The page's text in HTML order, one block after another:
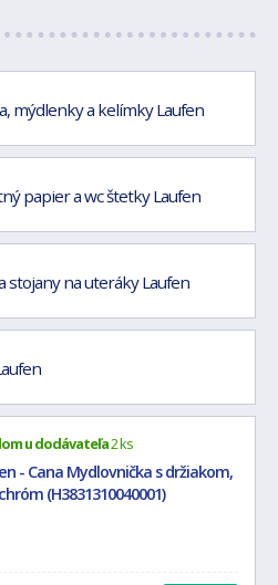
mýdlenky a kelímky Laufen
papier a wc štetky Laufen
stojany na uteráky Laufen
u dodávateľa2 ks
- Cana Mydlovnička s držiakom,
(H3831310040001)